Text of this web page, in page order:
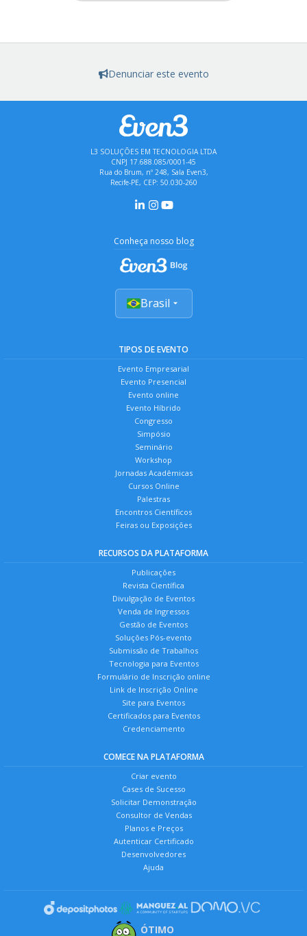
Denunciar este evento
L3 SOLUÇÕES EM TECNOLOGIA LTDA
CNPJ 17.688.085/0001-45
Rua do Brum, nº 248, Sala Even3,
Recife-PE, CEP: 50.030-260
Conheça nosso blog
Brasil
TIPOS DE EVENTO
Evento Empresarial
Evento Presencial
Evento online
Evento Híbrido
Congresso
Simpósio
Seminário
Workshop
Jornadas Acadêmicas
Cursos Online
Palestras
Encontros Científicos
Feiras ou Exposições
RECURSOS DA PLATAFORMA
Publicações
Revista Científica
Divulgação de Eventos
Venda de Ingressos
Gestão de Eventos
Soluções Pós-evento
Submissão de Trabalhos
Tecnologia para Eventos
Formulário de Inscrição online
Link de Inscrição Online
Site para Eventos
Certificados para Eventos
Credenciamento
COMECE NA PLATAFORMA
Criar evento
Cases de Sucesso
Solicitar Demonstração
Consultor de Vendas
Planos e Preços
Autenticar Certificado
Desenvolvedores
Ajuda
ÓTIMO